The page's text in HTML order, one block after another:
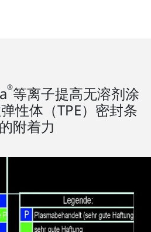
®等离子提高无溶剂涂
性体（TPE）密封条
附着力